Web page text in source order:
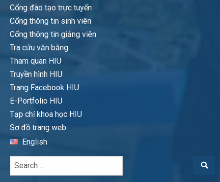
Cổng đào tạo trực tuyến
Cổng thông tin sinh viên
Cổng thông tin giảng viên
Tra cứu văn bằng
Tham quan HIU
Truyền hình HIU
Trang Facebook HIU
E-Portfolio HIU
Tạp chí khoa học HIU
Sơ đồ trang web
English